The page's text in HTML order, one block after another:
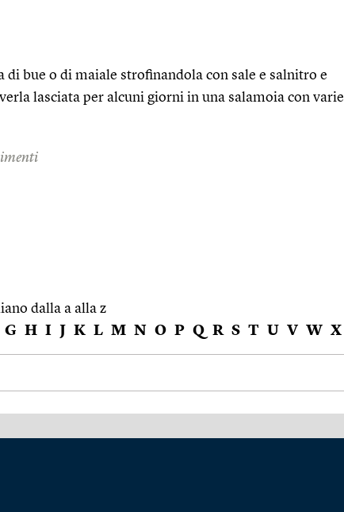
di bue o di maiale strofinandola con sale e salnitro e
lasciata per alcuni giorni in una salamoia con varie
dalla a alla z
G H I J K L M N O P Q R S T U V W X